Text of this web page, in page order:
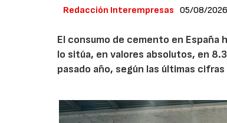
Redacción Interempresas 05/08/2026
El consumo de cemento en España
lo sitúa, en valores absolutos, en
pasado año, según las últimas